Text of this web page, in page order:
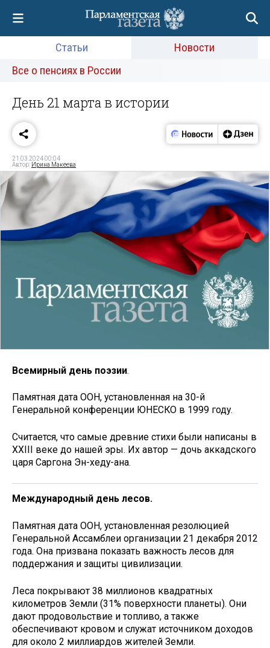
Статьи
Новости
Все о пенсиях в России
День 21 марта в истории
21.03.2024 00:04
Автор: Ирина Макеева
Всемирный день поэзии.
Памятная дата ООН, установленная на 30-й
Генеральной конференции ЮНЕСКО в 1999 году.
Считается, что самые древние стихи были написаны в
XXIII веке до нашей эры. Их автор — дочь аккадского
царя Саргона Эн-хеду-ана.
Международный день лесов.
Памятная дата ООН, установленная резолюцией
Генеральной Ассамблеи организации 21 декабря 2012
года. Она призвана показать важность лесов для
поддержания и защиты цивилизации.
Леса покрывают 38 миллионов квадратных
километров Земли (31% поверхности планеты). Они
дают продовольствие и топливо, а также
обеспечивают кровом и служат источником доходов
для около 2 миллиардов жителей Земли.